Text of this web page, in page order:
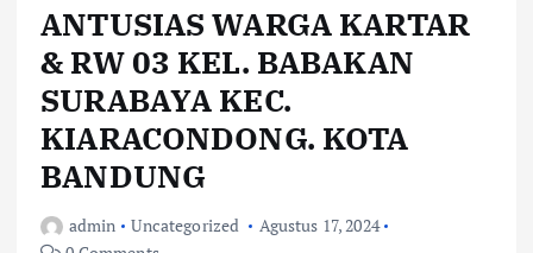
ANTUSIAS WARGA KARTAR
& RW 03 KEL. BABAKAN
SURABAYA KEC.
KIARACONDONG. KOTA
BANDUNG
admin Uncategorized
Agustus 17, 2024